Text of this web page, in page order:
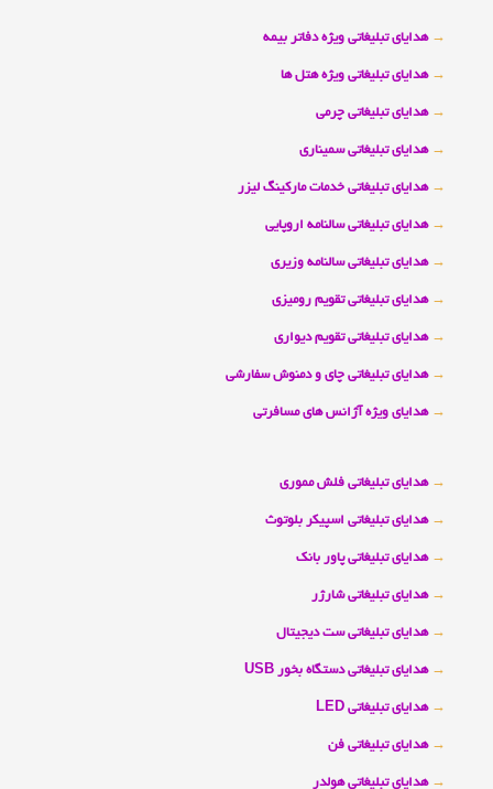
→ هدایای تبلیغاتی ویژه دفاتر بیمه
→ هدایای تبلیغاتی ویژه هتل ها
→ هدایای تبلیغاتی چرمی
→ هدایای تبلیغاتی سمیناری
→ هدایای تبلیغاتی خدمات مارکینگ لیزر
→ هدایای تبلیغاتی سالنامه اروپایی
→ هدایای تبلیغاتی سالنامه وزیری
→ هدایای تبلیغاتی تقویم رومیزی
→ هدایای تبلیغاتی تقویم دیواری
→ هدایای تبلیغاتی چای و دمنوش سفارشی
→ هدایای ویژه آژانس های مسافرتی
→ هدایای تبلیغاتی فلش مموری
→ هدایای تبلیغاتی اسپیکر بلوتوث
→ هدایای تبلیغاتی پاور بانک
→ هدایای تبلیغاتی شارژر
→ هدایای تبلیغاتی ست دیجیتال
→ هدایای تبلیغاتی دستگاه بخور USB
→ هدایای تبلیغاتی LED
→ هدایای تبلیغاتی فن
→ هدایای تبلیغاتی هولدر